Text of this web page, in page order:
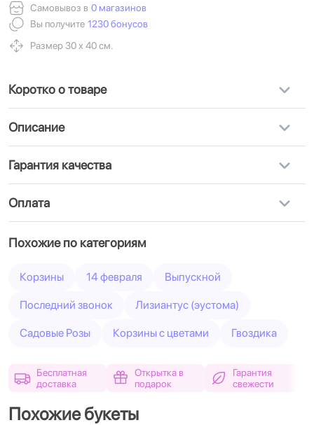
Самовывоз в 0 магазинов
Вы получите 1230 бонусов
Размер 30 х 40 см.
Коротко о товаре
Описание
Гарантия качества
Оплата
Похожие по категориям
Корзины 14 февраля Выпускной
Последний звонок Лизиантус (эустома)
Садовые Розы Корзины с цветами Гвоздика
Бесплатная
доставка
Открытка в
подарок
Гарантия
свежести
Похожие букеты